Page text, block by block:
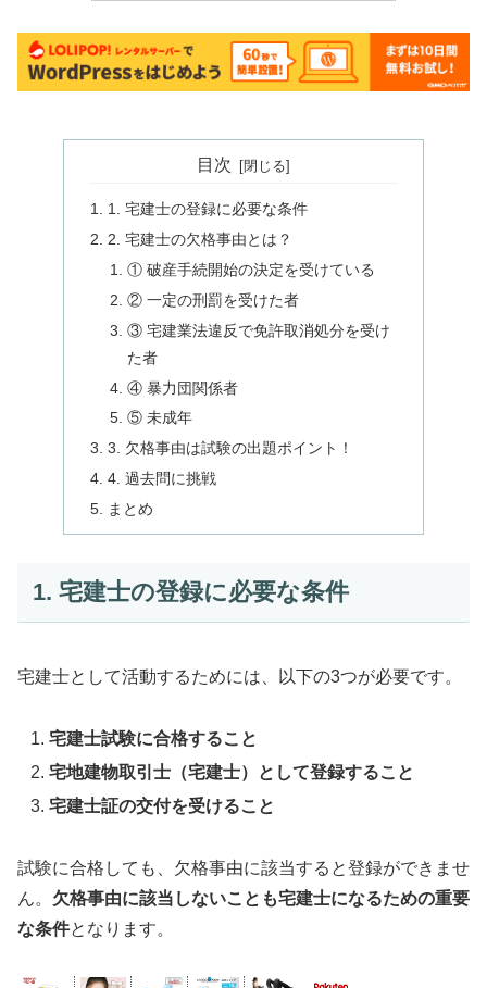
目次
1. 宅建士の登録に必要な条件
2. 宅建士の欠格事由とは？
① 破産手続開始の決定を受けている
② 一定の刑罰を受けた者
③ 宅建業法違反で免許取消処分を受け
た者
④ 暴力団関係者
⑤ 未成年
3. 欠格事由は試験の出題ポイント！
4. 過去問に挑戦
まとめ
1. 宅建士の登録に必要な条件
宅建士として活動するためには、以下の3つが必要です。
宅建士試験に合格すること
宅地建物取引士（宅建士）として登録すること
宅建士証の交付を受けること
試験に合格しても、欠格事由に該当すると登録ができませ
ん。 欠格事由に該当しないことも宅建士になるための重要
な条件となります。